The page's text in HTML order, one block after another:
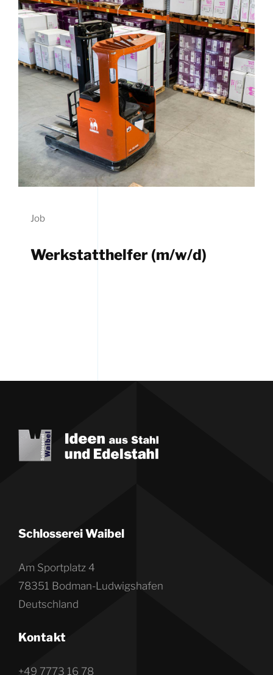
Job
Werkstatthelfer (m/w/d)
Schlosserei Waibel
Am Sportplatz 4
78351 Bodman-Ludwigshafen
Deutschland
Kontakt
+49 7773 16 78